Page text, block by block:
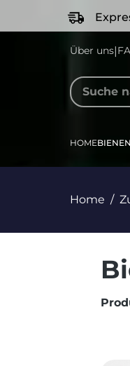
Zur
Über uns|
HOME
Home